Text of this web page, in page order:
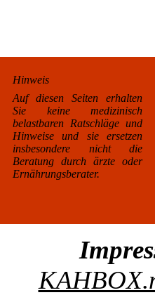
Hinweis
Auf diesen Seiten erhalten
Sie keine medizinisch
belastbaren Ratschläge und
Hinweise und sie ersetzen
insbesondere nicht die
Beratung durch ärzte oder
Ernährungsberater.